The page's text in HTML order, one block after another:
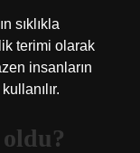
sıklıkla
terimi olarak
insanların